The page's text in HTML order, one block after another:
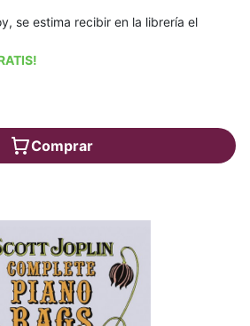
se estima recibir en la librería el
Comprar